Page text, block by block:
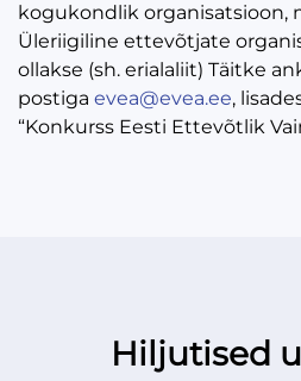
kogukondlik organisatsioon,
Üleriigiline ettevõtjate
ollakse (sh. erialaliit) Täitke
postiga evea@evea.ee,
“Konkurss Eesti Ettevõtlik
Hiljutised